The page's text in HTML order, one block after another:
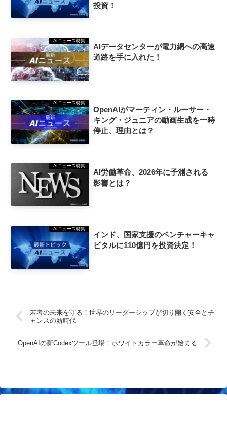
投資！
AIニュース特集
AIデータセンターが電力網への高速
道路を手に入れた！
AIニュース特集
OpenAIがマーティン・ルーサー・
キング・ジュニアの動画生成を一時
停止、理由とは？
AIニュース特集
AI労働革命、2026年に予測される
影響とは？
AIニュース特集
インド、国家支援のベンチャーキャ
ピタルに110億円を投資決定！
若者の未来を守る！世界のリーダーシップが切り開く安全とチ
ャンスの新時代
OpenAIの新Codexツール登場！ホワイトカラー革命が始まる